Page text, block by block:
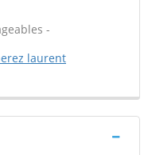
-
laurent